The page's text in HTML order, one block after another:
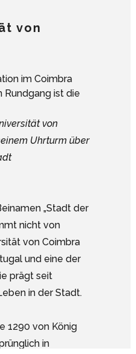
von
von
Uhrturm über
„Stadt der
nicht von
von Coimbra
und eine der
prägt seit
in der Stadt.
1290 von König
in
deaktivieren.